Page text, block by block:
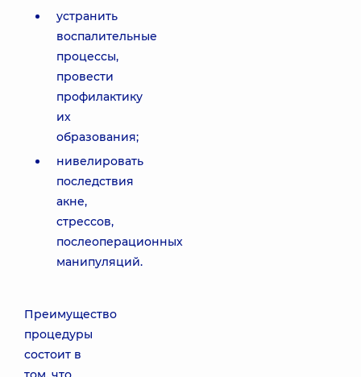
устранить
воспалительные
процессы,
провести
профилактику
их
образования;
нивелировать
последствия
акне,
стрессов,
послеоперационных
манипуляций.
Преимущество
процедуры
состоит в